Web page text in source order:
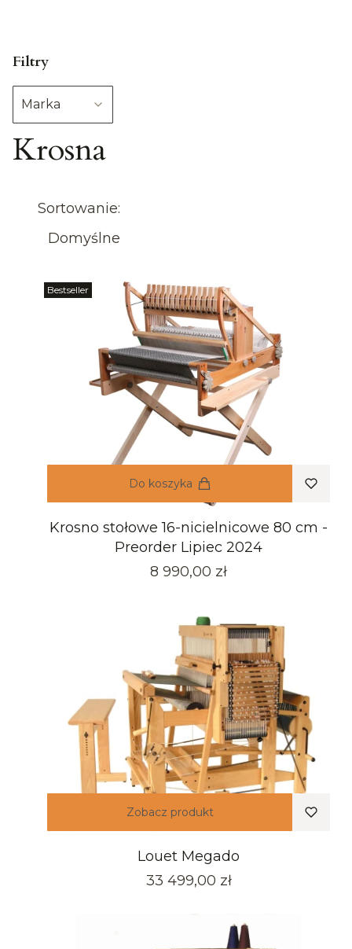
Filtry
Marka
Koniec filtrów
Krosna
Lista produktów
Sortowanie:
Domyślne
Bestseller
Do koszyka
Krosno stołowe 16-nicielnicowe 80 cm -
Preorder Lipiec 2024
Cena
8 990,00 zł
Zobacz produkt
Louet Megado
Cena
33 499,00 zł